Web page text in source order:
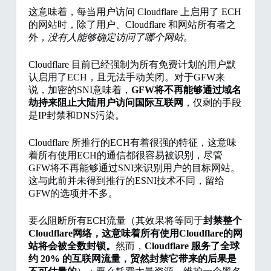
这意味着，每当用户访问 Cloudflare 上启用了 ECH
的网站时，除了用户、Cloudflare 和网站所有者之
外， 没有人能够确定访问了哪个网站。
Cloudflare 目前已经强制为所有免费计划的用户默
认启用了ECH，且无法手动关闭。对于GFW来
说，加密的SNI意味着， GFW将不再能够通过域名
劫持来阻止大陆用户访问国际互联网 ，仅剩的手段
是IP封禁和DNS污染。
Cloudflare 所推行的ECH有着很强的特征，这意味
着所有使用ECH的通信都很容易被识别，尽管
GFW将不再能够通过SNI来识别用户的目标网站。
这与此前并未得到推行的ESNI技术不同，留给
GFW的选项并不多。
要么阻断所有ECH流量（其效果将等同于封禁整个
Cloudflare网络，这意味着所有使用Cloudflare的网
站将会被全数封锁。 然而， Cloudflare 服务了全球
约 20% 的互联网流量，贸然封禁它带来的后果是